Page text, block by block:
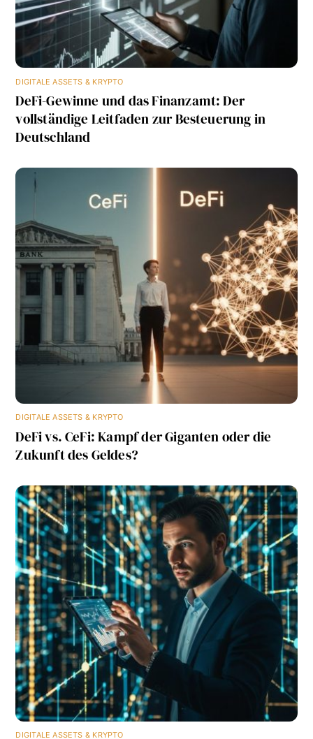
DIGITALE ASSETS & KRYPTO
DeFi-Gewinne und das Finanzamt: Der
vollständige Leitfaden zur Besteuerung in
Deutschland
DIGITALE ASSETS & KRYPTO
DeFi vs. CeFi: Kampf der Giganten oder die
Zukunft des Geldes?
DIGITALE ASSETS & KRYPTO